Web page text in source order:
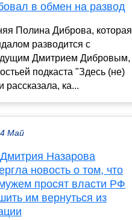
в обмен на развод
Полина Диброва, которая
разводится с
Дмитрием Дибровым,
подкаста "Здесь (не)
рассказала, ка...
Май
Назарова
новость о том, что
просят власти РФ
им вернуться из